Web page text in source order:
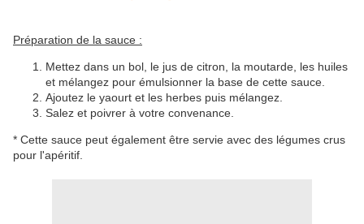
Préparation de la sauce :
Mettez dans un bol, le jus de citron, la moutarde, les huiles
et mélangez pour émulsionner la base de cette sauce.
Ajoutez le yaourt et les herbes puis mélangez.
Salez et poivrer à votre convenance.
* Cette sauce peut également être servie avec des légumes crus
pour l'apéritif.